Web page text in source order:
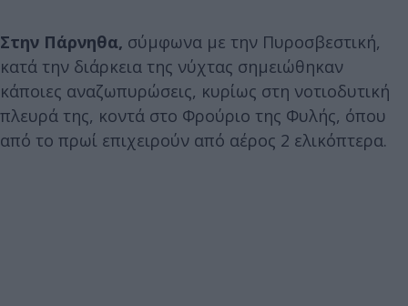
Στην Πάρνηθα, σύμφωνα με την Πυροσβεστική,
κατά την διάρκεια της νύχτας σημειώθηκαν
κάποιες αναζωπυρώσεις, κυρίως στη νοτιοδυτική
πλευρά της, κοντά στο Φρούριο της Φυλής, όπου
από το πρωί επιχειρούν από αέρος 2 ελικόπτερα.